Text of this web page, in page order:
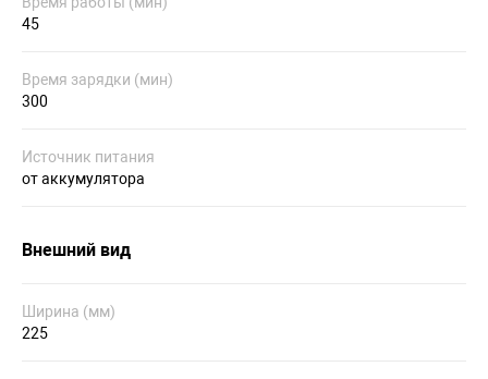
45
Время зарядки (мин)
300
Источник питания
от аккумулятора
Внешний вид
Ширина (мм)
225